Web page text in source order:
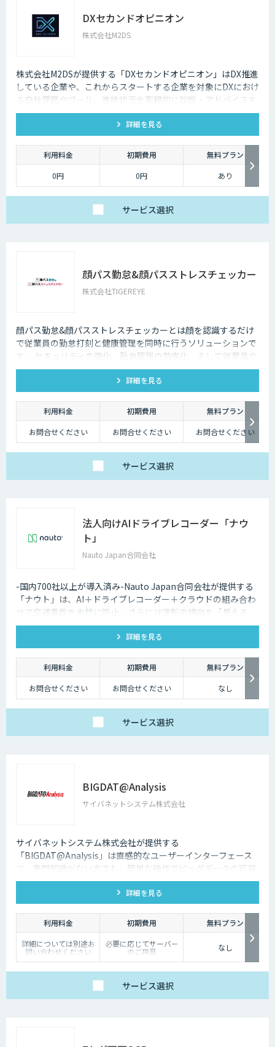
DXセカンドオピニオン
株式会社M2DS
株式会社M2DSが提供する「DXセカンドオピニオン」はDX推進
している企業や、これからスタートする企業を対象にDXにおけ
る自社課題やゴール、進捗状況を客観的に診断・アドバイスす
るサービスです
詳細を見る
利用料金 初期費用
無料プラン
0円
0円 あり
サービス選択
顔パス勤怠&顔パスストレスチェッカー
株式会社TIGEREYE
顔パス勤怠&顔パスストレスチェッカーとは顔を認識するだけ
で従業員の勤怠打刻と健康管理を同時に行うソリューションで
す。 セキュリティの強化、勤怠管理の効率化、そして従業員の
ウェルビーイングの向上を目的として設計されています。
詳細を見る
利用料金 初期費用
無料プラン
お問合せください
お問合せください お問合せください
サービス選択
法人向けAIドライブレコーダー「ナウ
ト」
Nauto Japan合同会社
-国内700社以上が導入済み-Nauto Japan合同会社が提供する
「ナウト」は、AI＋ドライブレコーダー＋クラウドの組み合わ
せで交通事故を未然に防止。さらには運転の傾向を「見える
化」し、ドライバーの安全意識向上や安全運転指導の効率化も
詳細を見る
利用料金 初期費用
無料プラン
お問合せください
お問合せください なし
サービス選択
BIGDAT@Analysis
サイバネットシステム株式会社
サイバネットシステム株式会社が提供する
「BIGDAT@Analysis」は直感的なユーザーインターフェース
で、専門知識がない方でも、簡単な操作でビッグデータの可視
化・分析を行うことができるツールです
詳細を見る
利用料金 初期費用
無料プラン
詳細については別途お
問い合わせください
必要に応じてサーバー
のご用意 なし
サービス選択